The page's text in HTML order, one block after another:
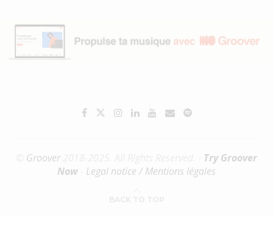
Groover2018-2025. All Rights Reserved. - Try Groover
Now
Legal notice / Mentions légales